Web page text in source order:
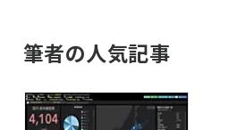
筆者の人気記事